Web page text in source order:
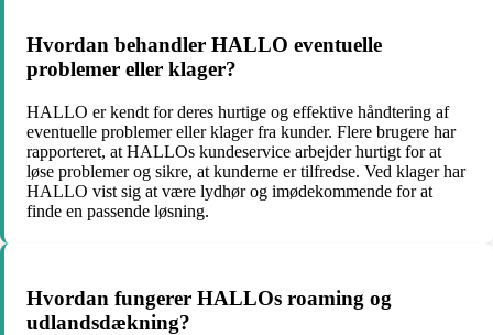
Hvordan behandler HALLO eventuelle
problemer eller klager?
HALLO er kendt for deres hurtige og effektive håndtering af
eventuelle problemer eller klager fra kunder. Flere brugere har
rapporteret, at HALLOs kundeservice arbejder hurtigt for at
løse problemer og sikre, at kunderne er tilfredse. Ved klager har
HALLO vist sig at være lydhør og imødekommende for at
finde en passende løsning.
Hvordan fungerer HALLOs roaming og
udlandsdækning?